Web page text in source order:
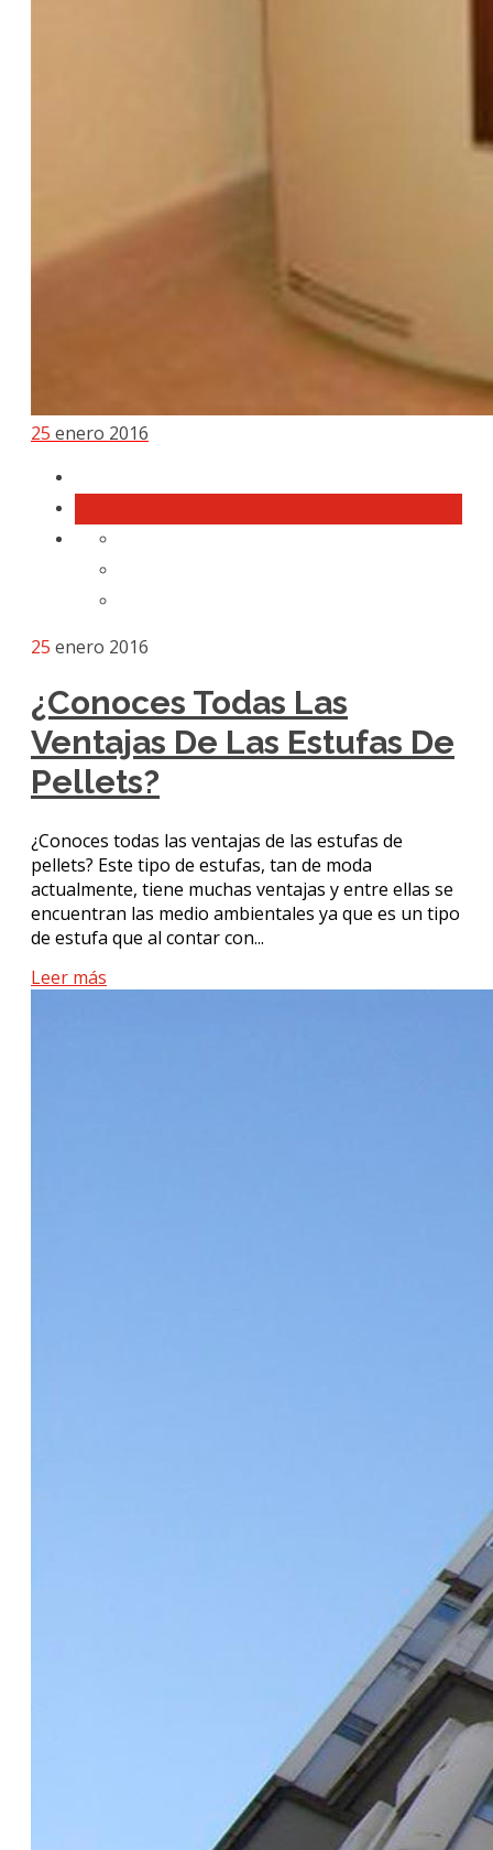
25 enero 2016
25 enero 2016
¿Conoces Todas Las
Ventajas De Las Estufas De
Pellets?
¿Conoces todas las ventajas de las estufas de
pellets? Este tipo de estufas, tan de moda
actualmente, tiene muchas ventajas y entre ellas se
encuentran las medio ambientales ya que es un tipo
de estufa que al contar con...
Leer más